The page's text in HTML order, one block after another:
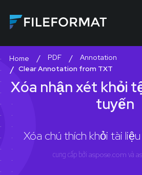
Home PDF
Annotation
Clear Annotation from TXT
Xóa nhận xét khỏi
tuyến
Xóa chú thích khỏi tài
cung cấp bởi aspose.com và